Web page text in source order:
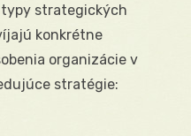
strategických
konkrétne
organizácie v
stratégie: